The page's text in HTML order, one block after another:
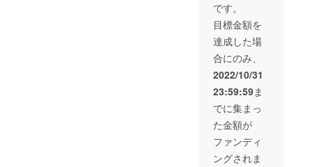
け ※事
業名・
施設名
での掲
載も可
能で
す。 ※
掲載情
報につ
いて、
後日
メール
にて打
です。
目標金額を
達成した場
合にのみ、
2022/10/31
23:59:59ま
でに集まっ
た金額が
ファンディ
ングされま